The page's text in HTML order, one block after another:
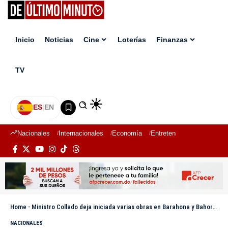
Inicio Noticias Cine Loterías Finanzas
TV
ES|EN
Nacionales Internacionales Economía Entretenimiento
Home - Ministro Collado deja iniciada varias obras en Barahona y Bahoruco, con una inversión de más 112 millones de pesos
NACIONALES